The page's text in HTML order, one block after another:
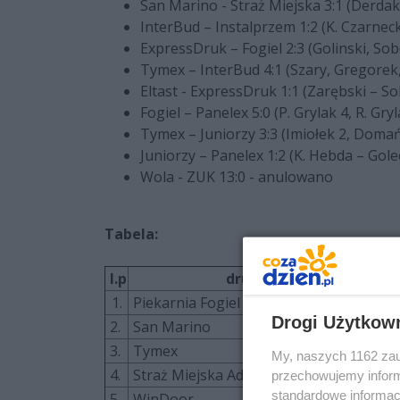
San Marino - Straż Miejska 3:1 (Derdak
InterBud – Instalprzem 1:2 (K.
ExpressDruk – Fogiel 2:3 (Golinski,
Tymex – InterBud 4:1 (Szary,
Eltast - ExpressDruk 1:1 (Zarębski –
Fogiel – Panelex 5:0 (P. Grylak 4, R.
Tymex – Juniorzy 3:3 (Imiołek 2,
Juniorzy – Panelex 1:2 (K. Hebda –
Wola - ZUK 13:0 - anulowano
Tabela:
l.p drużyna
1.
Piekarnia Fogiel
2.
San Marino
3.
Tymex
4.
Straż Miejska Administrator
Drogi
My, naszych 1162
przechowujemy
standardowe